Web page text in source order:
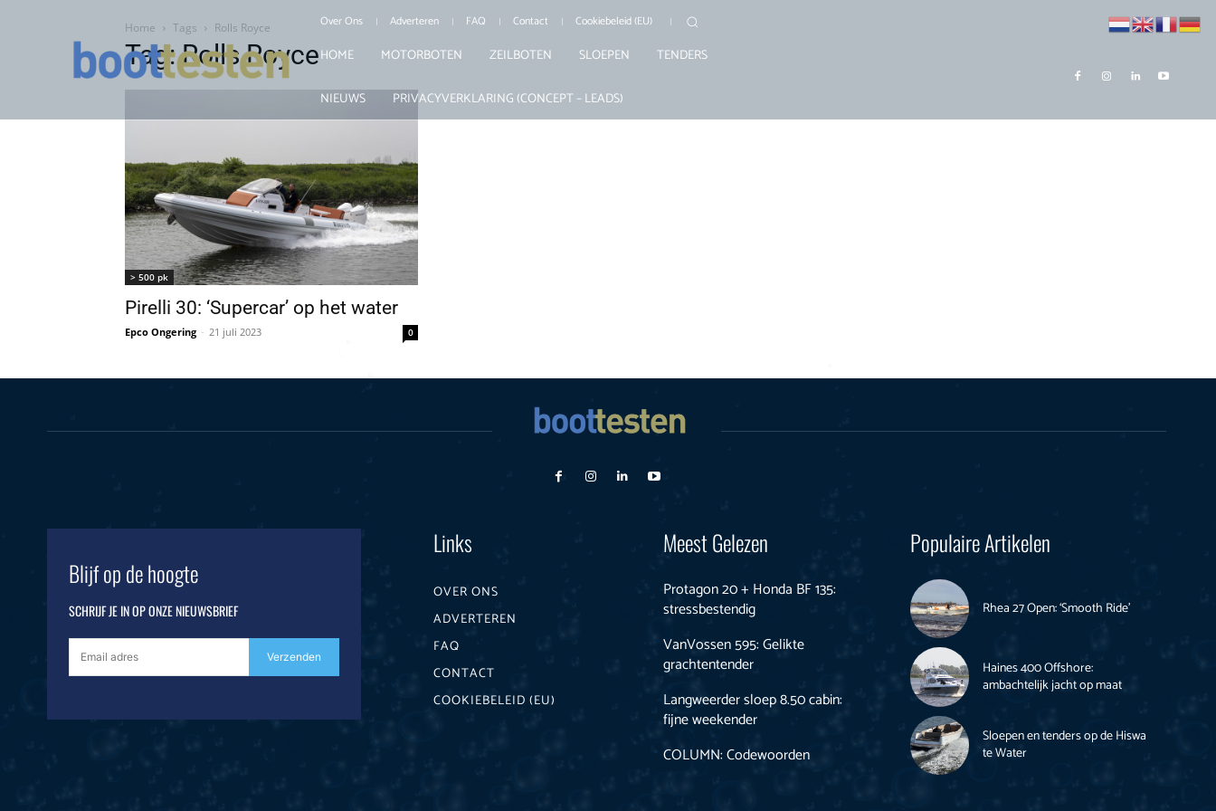
Over Ons Adverteren FAQ Contact Cookiebeleid (EU)
HOME MOTORBOTEN ZEILBOTEN SLOEPEN TENDERS
NIEUWS PRIVACYVERKLARING (CONCEPT – LEADS)
Home Tags Rolls Royce
Tag: Rolls Royce
> 500 pk
Pirelli 30: ‘Supercar’ op het water
Epco Ongering - 21 juli 2023 0
Blijf op de hoogte
SCHRIJF JE IN OP ONZE NIEUWSBRIEF
Verzenden
Links
OVER ONS
ADVERTEREN
FAQ
CONTACT
COOKIEBELEID (EU)
Meest Gelezen
Protagon 20 + Honda BF 135:
stressbestendig
VanVossen 595: Gelikte
grachtentender
Langweerder sloep 8.50 cabin:
fijne weekender
COLUMN: Codewoorden
Populaire Artikelen
Rhea 27 Open: ‘Smooth Ride’
Haines 400 Offshore:
ambachtelijk jacht op maat
Sloepen en tenders op de Hiswa
te Water